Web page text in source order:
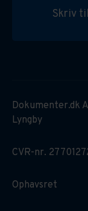
Skriv til
Dokumenter.dk
Lyngby
CVR-nr.
Ophavsret